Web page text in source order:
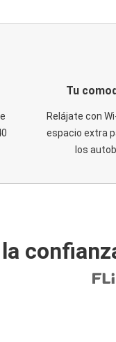
Tu
Relájate con
espacio extra
los